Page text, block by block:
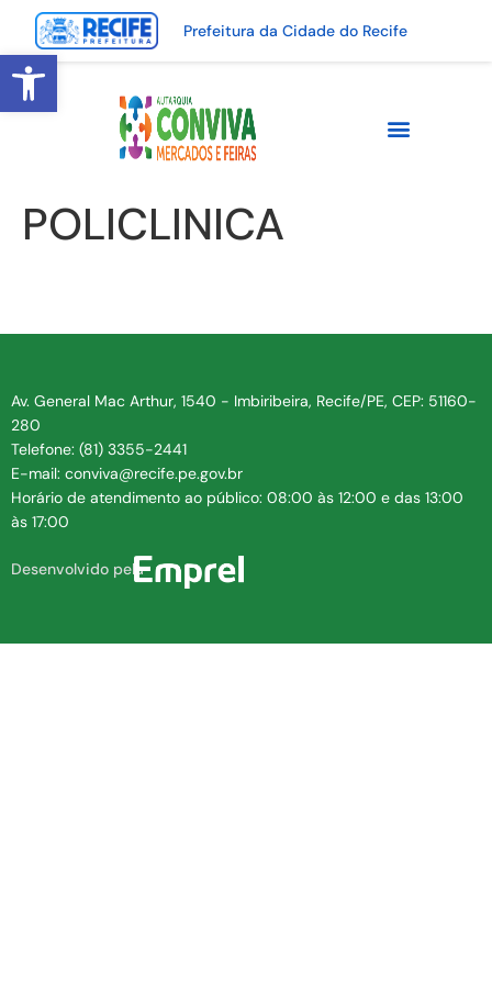
Abrir a barra de ferramentas
Prefeitura da Cidade do Recife
POLICLINICA
Av. General Mac Arthur, 1540 - Imbiribeira, Recife/PE, CEP: 51160-
280
Telefone: (81) 3355-2441
E-mail: conviva@recife.pe.gov.br
Horário de atendimento ao público: 08:00 às 12:00 e das 13:00
às 17:00
Desenvolvido pela